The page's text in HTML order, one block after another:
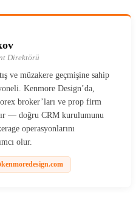
Direktörü
ve müzakere geçmişine sahip
Kenmore Design’da,
broker’ları ve prop firm
— doğru CRM kurulumunu
operasyonlarını
olur.
kenmoredesign.com